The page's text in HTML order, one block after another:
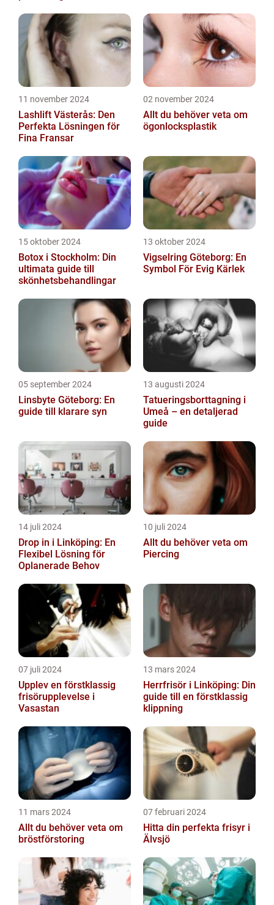
11 november 2024
Lashlift Västerås: Den
Perfekta Lösningen för
Fina Fransar
02 november 2024
Allt du behöver veta om
ögonlocksplastik
15 oktober 2024
Botox i Stockholm: Din
ultimata guide till
skönhetsbehandlingar
13 oktober 2024
Vigselring Göteborg: En
Symbol För Evig Kärlek
05 september 2024
Linsbyte Göteborg: En
guide till klarare syn
13 augusti 2024
Tatueringsborttagning i
Umeå – en detaljerad
guide
14 juli 2024
Drop in i Linköping: En
Flexibel Lösning för
Oplanerade Behov
10 juli 2024
Allt du behöver veta om
Piercing
07 juli 2024
Upplev en förstklassig
frisörupplevelse i
Vasastan
13 mars 2024
Herrfrisör i Linköping: Din
guide till en förstklassig
klippning
11 mars 2024
Allt du behöver veta om
bröstförstoring
07 februari 2024
Hitta din perfekta frisyr i
Älvsjö